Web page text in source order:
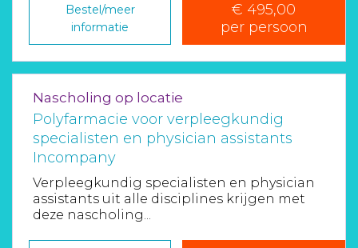
Bestel/meer
informatie
€ 495,00
per persoon
Nascholing op locatie
Polyfarmacie voor verpleegkundig
specialisten en physician assistants
Incompany
Verpleegkundig specialisten en physician
assistants uit alle disciplines krijgen met
deze nascholing...